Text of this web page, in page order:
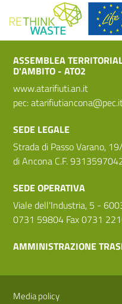
ASSEMBLEA
D'AMBITO - ATO2
www.atarifiuti.an.it
pec:
SEDE LEGALE
Strada di Passo Varano,
di Ancona C.F.
SEDE OPERATIVA
Viale dell'Industria, 5 -
0731 59804 Fax 0731
AMMINISTRAZIONE
Sezione Link
Media policy